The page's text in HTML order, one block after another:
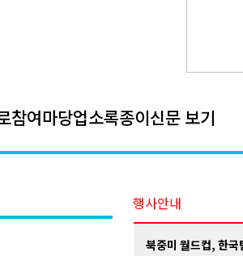
참여마당업소록종이신문 보기
행사안내
북중미 월드컵, 한국